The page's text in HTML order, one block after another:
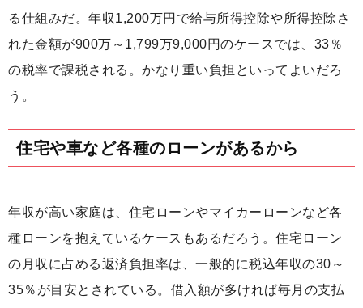
る仕組みだ。年収1,200万円で給与所得控除や所得控除さ
れた金額が900万～1,799万9,000円のケースでは、33％
の税率で課税される。かなり重い負担といってよいだろ
う。
住宅や車など各種のローンがあるから
年収が高い家庭は、住宅ローンやマイカーローンなど各
種ローンを抱えているケースもあるだろう。住宅ローン
の月収に占める返済負担率は、一般的に税込年収の30～
35％が目安とされている。借入額が多ければ毎月の支払